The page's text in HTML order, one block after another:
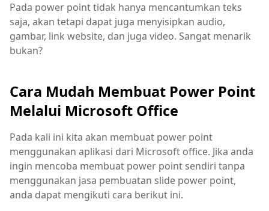
Pada power point tidak hanya mencantumkan teks
saja, akan tetapi dapat juga menyisipkan audio,
gambar, link website, dan juga video. Sangat menarik
bukan?
Cara Mudah Membuat Power Point
Melalui Microsoft Office
Pada kali ini kita akan membuat power point
menggunakan aplikasi dari Microsoft office. Jika anda
ingin mencoba membuat power point sendiri tanpa
menggunakan jasa pembuatan slide power point,
anda dapat mengikuti cara berikut ini.